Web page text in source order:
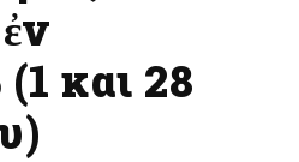
και 28